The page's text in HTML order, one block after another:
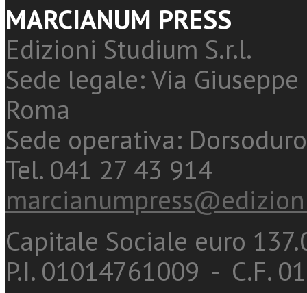
MARCIANUM PRESS
Edizioni Studium S.r.l.
Sede legale: Via
Roma
Sede operativa:
Tel. 041 27 43 914
Capitale Sociale euro
P.I. 01014761009 - C.F.